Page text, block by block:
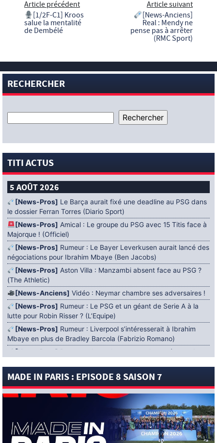
Article précédent
[1/2F-C1] Kroos
salue la mentalité
de Dembélé
Article suivant
[News-Anciens]
Real : Mendy ne
pense pas à arrêter
(RMC Sport)
RECHERCHER
TITI ACTUS
5 AOÛT 2026
[News-Pros] Le Barça aurait fixé une deadline au PSG dans
le dossier Ferran Torres (Diario Sport)
[News-Pros] Amical : Le groupe du PSG avec 15 Titis face à
Majorque ! (Officiel)
[News-Pros] Rumeur : Le Bayer Leverkusen aurait lancé des
négociations pour Ibrahim Mbaye (Ben Jacobs)
[News-Pros] Aston Villa : Manzambi absent face au PSG ?
(The Athletic)
[News-Anciens] Vidéo : Neymar chambre ses adversaires !
[News-Pros] Rumeur : Le PSG et un géant de Serie A à la
lutte pour Robin Risser ? (L’Equipe)
[News-Pros] Rumeur : Liverpool s’intéresserait à Ibrahim
Mbaye en plus de Bradley Barcola (Fabrizio Romano)
[News-Pros]
Rumeur : Accord contractuel trouvé entre le
[News-Pros]Rumeur : Le PSG aurait lancé un ultimatum
4 AOÛT 2026
Mercato : Khalil Ayari prêté à Dunkerque
(Officiel)
[News-Anciens]Leverkusen : un retour de Diaby envisagé
MADE IN PARIS : EPISODE 8 SAISON 7